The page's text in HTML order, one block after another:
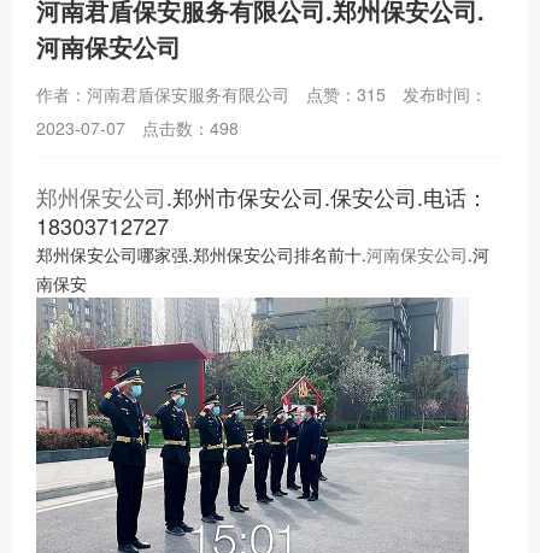
河南君盾保安服务有限公司.郑州保安公司.
河南保安公司
作者：河南君盾保安服务有限公司 点赞：315
发布时间：
2023-07-07
点击数：498
郑州保安公司.郑州市保安公司.保安公司.电话：
18303712727
郑州保安公司哪家强.郑州保安公司排名前十.河南保安公司.河
南保安